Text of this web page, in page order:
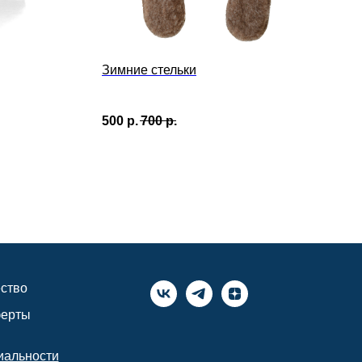
Зимние стельки
500 р.700 р.